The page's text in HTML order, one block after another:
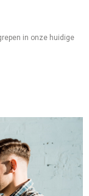
in onze huidige